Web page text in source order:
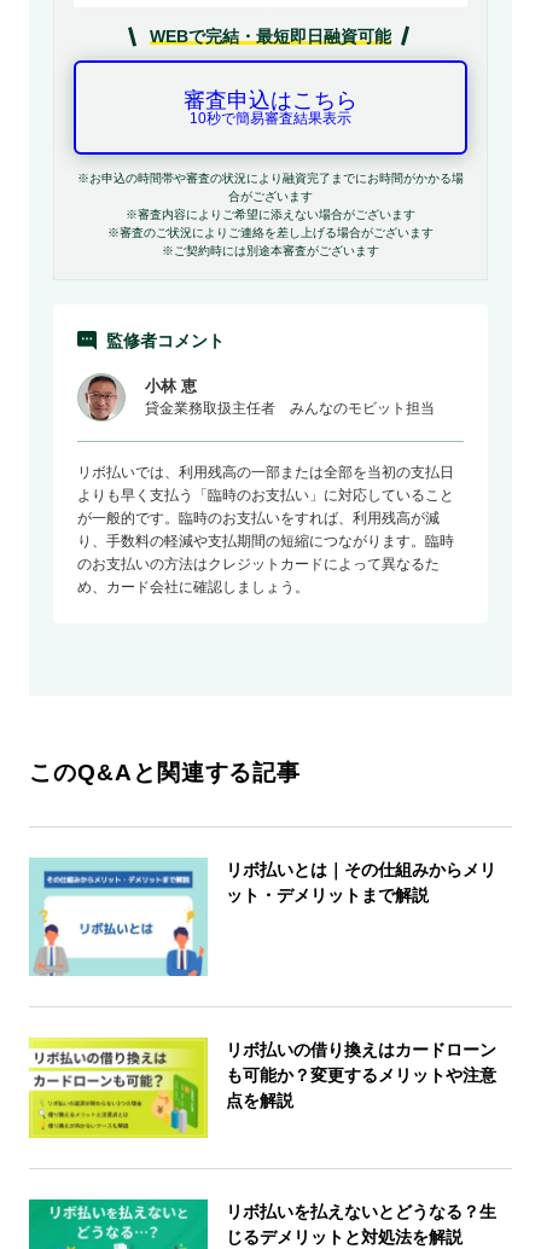
WEBで完結・最短即日融資可能
審査申込はこちら
10秒で簡易審査結果表示
※お申込の時間帯や審査の状況により融資完了までにお時間がかかる場
合がございます
※審査内容によりご希望に添えない場合がございます
※審査のご状況によりご連絡を差し上げる場合がございます
※ご契約時には別途本審査がございます
監修者コメント
小林 恵
貸金業務取扱主任者 みんなのモビット担当
リボ払いでは、利用残高の一部または全部を当初の支払日
よりも早く支払う「臨時のお支払い」に対応していること
が一般的です。臨時のお支払いをすれば、利用残高が減
り、手数料の軽減や支払期間の短縮につながります。臨時
のお支払いの方法はクレジットカードによって異なるた
め、カード会社に確認しましょう。
このQ&Aと関連する記事
リボ払いとは｜その仕組みからメリ
ット・デメリットまで解説
リボ払いの借り換えはカードローン
も可能か？変更するメリットや注意
点を解説
リボ払いを払えないとどうなる？生
じるデメリットと対処法を解説